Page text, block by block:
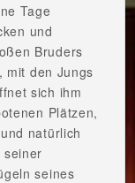
Tage
und
Bruders
mit den Jungs
sich ihm
Plätzen,
natürlich
seiner
seines